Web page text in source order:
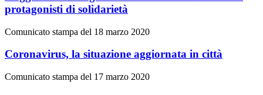
protagonisti di solidarietà
Comunicato stampa del 18 marzo 2020
Coronavirus, la situazione aggiornata in città
Comunicato stampa del 17 marzo 2020